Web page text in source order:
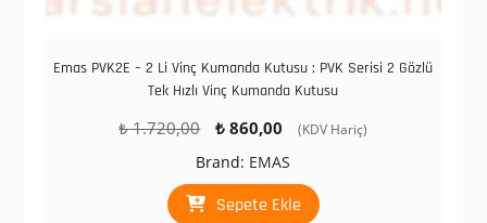
Emas PVK2E – 2 Li Vinç Kumanda Kutusu ; PVK Serisi 2 Gözlü
Tek Hızlı Vinç Kumanda Kutusu
₺1.720,00
Orijinal
fiyat:
₺ 1.720,00.
₺ 860,00
Şu
₺ 860,00.
(KDV Hariç)
Brand: EMAS
Sepete Ekle